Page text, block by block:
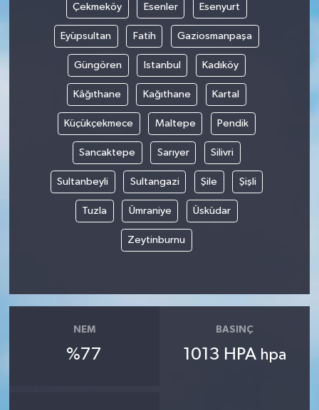
Çekmeköy Esenler Esenyurt
Eyüpsultan Fatih Gaziosmanpaşa
Güngören Istanbul Kadıköy
Kâğıthane Kağıthane Kartal
Küçükçekmece Maltepe Pendik
Sancaktepe Sarıyer Silivri
Sultanbeyli Sultangazi Şile Şişli
Tuzla Ümraniye Üsküdar
Zeytinburnu
NEM
%77
BASINÇ
1013 HPA hpa
İş ilanı
Kilimli
Kültür - Sanat
MAGAZİN
Politika
Resmi İlan
Spor